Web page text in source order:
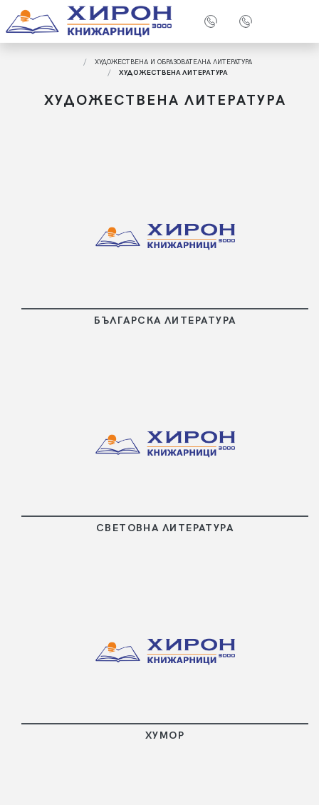
ХУДОЖЕСТВЕНА И ОБРАЗОВАТЕЛНА ЛИТЕРАТУРА
ХУДОЖЕСТВЕНА ЛИТЕРАТУРА
ХУДОЖЕСТВЕНА ЛИТЕРАТУРА
ПОВЕЧЕ
БЪЛГАРСКА ЛИТЕРАТУРА
ПОВЕЧЕ
СВЕТОВНА ЛИТЕРАТУРА
ПОВЕЧЕ
ХУМОР